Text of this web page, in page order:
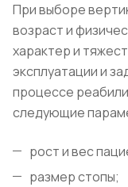
При выборе
возраст и
характер и
эксплуатации и
процессе
следующие
рост и вес
размер стопы;